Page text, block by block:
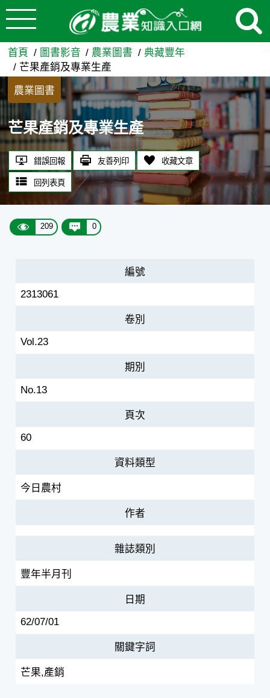
跳到主要內容
芒果產銷及專業生產 - 農業
首頁 圖書影音 農業圖書
典藏豐年
芒果產銷及專業生產
農業圖書
芒果產銷及專業生產
錯誤回報 友善列印 收藏文章
回列表頁
209 0
編號
2313061
卷別
Vol.23
期別
No.13
頁次
60
資料類型
今日農村
作者
雜誌類別
豐年半月刊
日期
62/07/01
關鍵字詞
芒果,產銷